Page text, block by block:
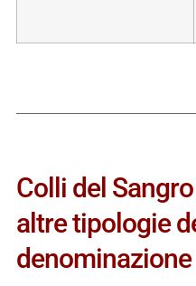
Colli del
altre tipologie
denominazione